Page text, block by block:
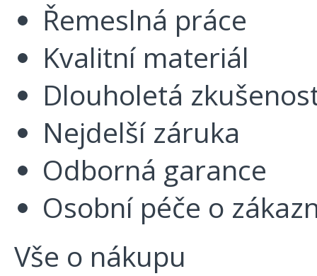
Řemeslná práce
Kvalitní materiál
Dlouholetá
Nejdelší záruka
Odborná garance
Osobní péče o
Vše o nákupu